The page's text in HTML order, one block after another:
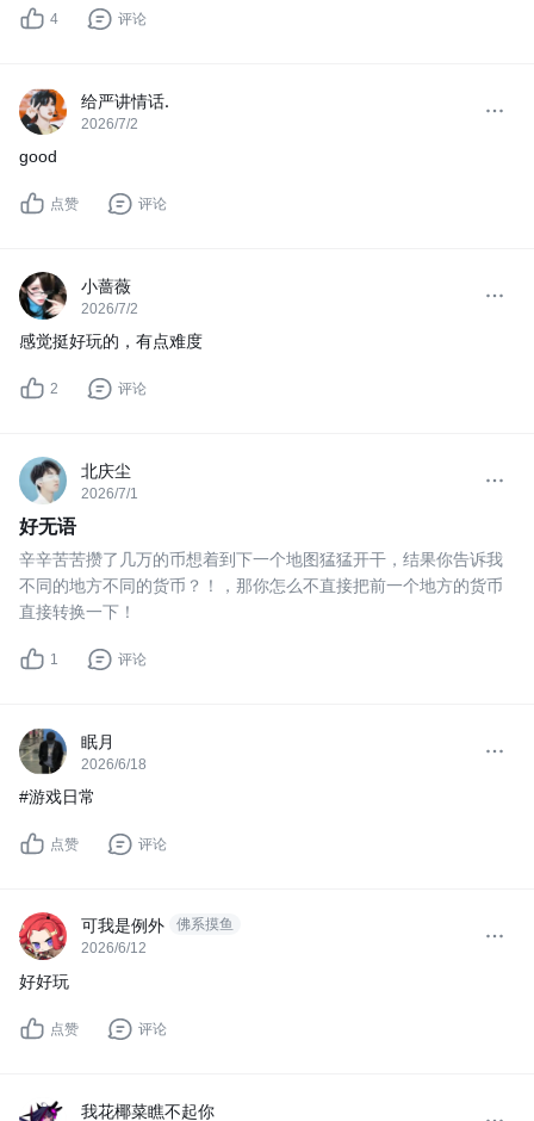
4 评论
给严讲情话.
2026/7/2
good
点赞 评论
小蔷薇
2026/7/2
感觉挺好玩的，有点难度
2 评论
北庆尘
2026/7/1
好无语
辛辛苦苦攒了几万的币想着到下一个地图猛猛开干，结果你告诉我
不同的地方不同的货币？！，那你怎么不直接把前一个地方的货币
直接转换一下！
1 评论
眠月
2026/6/18
#游戏日常
点赞 评论
可我是例外 佛系摸鱼
2026/6/12
好好玩
点赞 评论
我花椰菜瞧不起你